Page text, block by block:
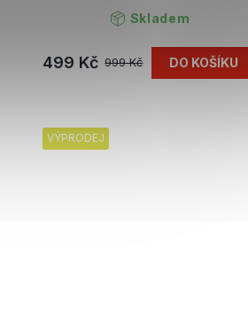
Skladem
999 Kč
499 Kč DO KOŠÍKU
VÝPRODEJ